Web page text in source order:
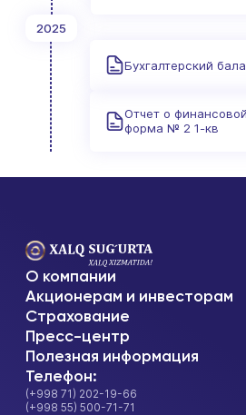
2025
Бухгалтерский
Отчет о
форма № 2 1-кв
О компании
Акционерам и инвесторам
Страхование
Пресс-центр
Полезная информация
Телефон:
(+998 71) 202-19-66
(+998 55) 500-71-71